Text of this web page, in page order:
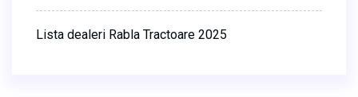
Lista dealeri Rabla Tractoare 2025